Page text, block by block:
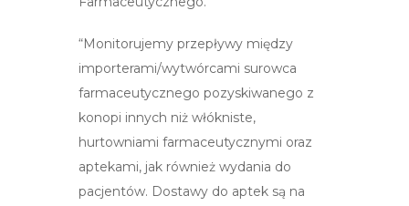
“Monitorujemy przepływy między
importerami/wytwórcami surowca
farmaceutycznego pozyskiwanego z
konopi innych niż włókniste,
hurtowniami farmaceutycznymi oraz
aptekami, jak również wydania do
pacjentów. Dostawy do aptek są na